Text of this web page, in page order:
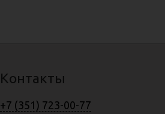
Контакты
+7 (351) 723-00-77